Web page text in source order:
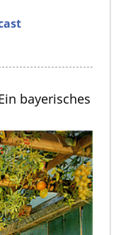
bayerisches